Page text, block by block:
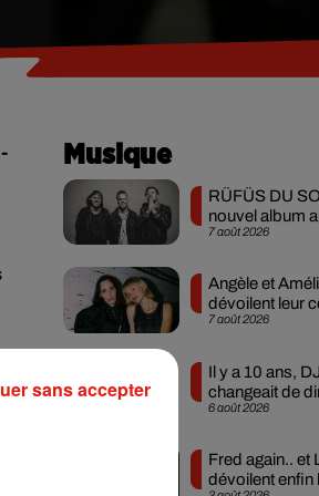
Musique
7 août 2026
RÜFÜS DU
nouvel album
mondiale
7 août 2026
Angèle et
dévoilent leur
attendue
6 août 2026
Il y a 10 ans,
changeait de
son premier...
Fred again.. et
dévoilent enfin
sans accepter